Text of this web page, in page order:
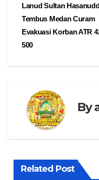
Lanud Sultan
Tembus Medan Curam
Evakuasi Korban ATR
500
By
Related Post